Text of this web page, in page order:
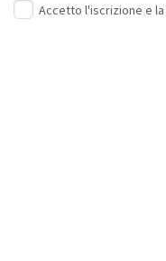
Accetto l'iscrizione e la